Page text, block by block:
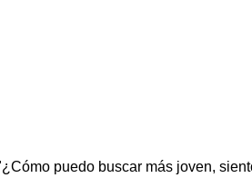
puedo buscar más joven,